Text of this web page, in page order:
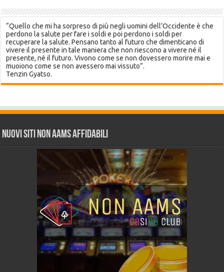
“Quello che mi ha sorpreso di più negli uomini dell’Occidente è che
perdono la salute per fare i soldi e poi perdono i soldi per
recuperare la salute. Pensano tanto al futuro che dimenticano di
vivere il presente in tale maniera che non riescono a vivere né il
presente, né il futuro. Vivono come se non dovessero morire mai e
muoiono come se non avessero mai vissuto”.
Tenzin Gyatso.
Nuovi siti non AAMS affidabili